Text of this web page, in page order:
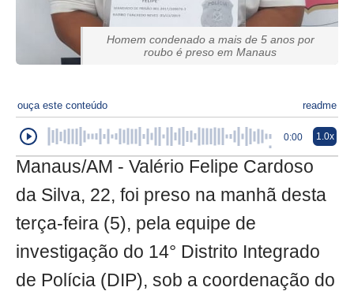
Homem condenado a mais de 5 anos por
roubo é preso em Manaus
ouça este conteúdo readme
0:00 1.0x
Manaus/AM - Valério Felipe Cardoso
da Silva, 22, foi preso na manhã desta
terça-feira (5), pela equipe de
investigação do 14° Distrito Integrado
de Polícia (DIP), sob a coordenação do